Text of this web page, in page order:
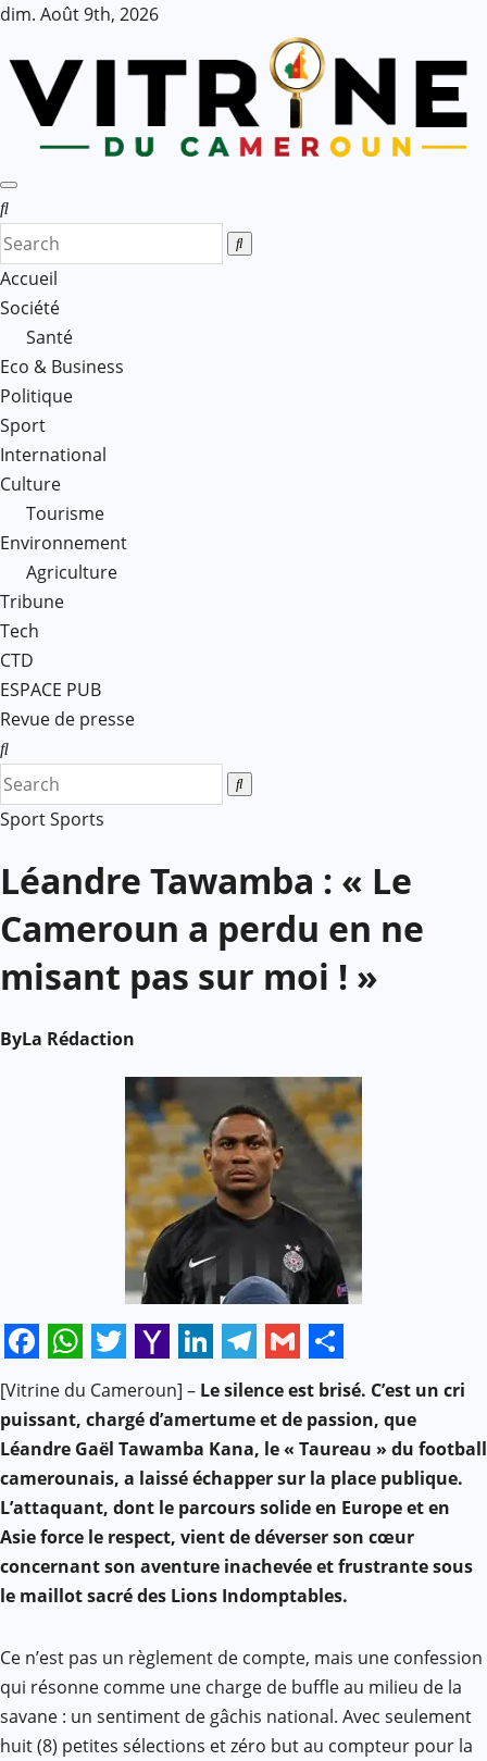
Skip
content
dim. Août 9th, 2026
Accueil
Société
Santé
Eco & Business
Politique
Sport
International
Culture
Tourisme
Environnement
Agriculture
Tribune
Tech
CTD
ESPACE PUB
Revue de presse
SportSports
Léandre Tawamba : « Le
Cameroun a perdu en ne
misant pas sur moi ! »
ByLa Rédaction
Facebook
WhatsApp
Twitter
Yahoo
Mail
LinkedIn
Telegram
Gmail
Share
[Vitrine du Cameroun] – Le silence est brisé. C’est un cri
puissant, chargé d’amertume et de passion, que
Léandre Gaël Tawamba Kana, le « Taureau » du football
camerounais, a laissé échapper sur la place publique.
L’attaquant, dont le parcours solide en Europe et en
Asie force le respect, vient de déverser son cœur
concernant son aventure inachevée et frustrante sous
le maillot sacré des Lions Indomptables.
Ce n’est pas un règlement de compte, mais une confession
qui résonne comme une charge de buffle au milieu de la
savane : un sentiment de gâchis national. Avec seulement
huit (8) petites sélections et zéro but au compteur pour la